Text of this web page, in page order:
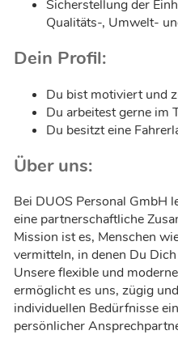
Sicherstellung der
Qualitäts-, Umwelt-
Dein Profil:
Du bist motiviert und
Du arbeitest gerne im
Du besitzt eine
Über uns:
Bei DUOS Personal GmbH
eine partnerschaftliche
Mission ist es, Menschen
vermitteln, in denen Du
Unsere flexible und
ermöglicht es uns, zügig
individuellen Bedürfnisse
persönlicher